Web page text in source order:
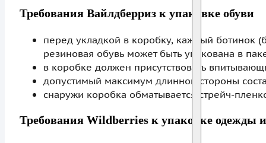
Требования Вайлдберриз к упаковке обуви
перед укладкой в коробку, каждый ботинок
резиновая обувь может быть упакована в
в коробке должен присутствовать
допустимый максимум длинной стороны
снаружи коробка обматывается стрейч-
Требования Wildberries к упаковке одежды